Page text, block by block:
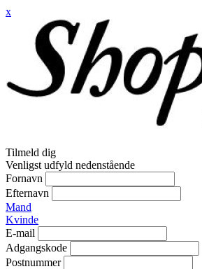
x
Tilmeld dig
Venligst udfyld nedenstående
Fornavn
Efternavn
Mand
Kvinde
E-mail
Adgangskode
Postnummer